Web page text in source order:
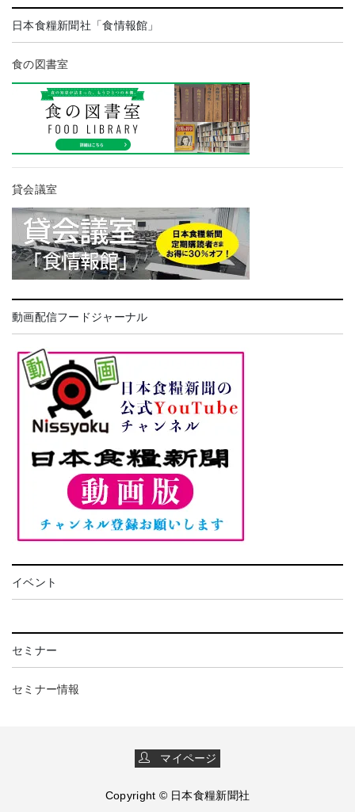
日本食糧新聞社「食情報館」
食の図書室
貸会議室
動画配信フードジャーナル
イベント
セミナー
セミナー情報
マイページ
Copyright © 日本食糧新聞社